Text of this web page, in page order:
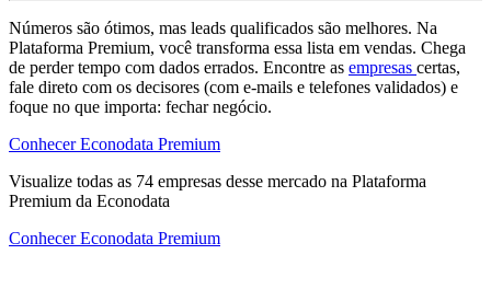
Números são ótimos, mas leads qualificados são melhores. Na
Plataforma Premium, você transforma essa lista em vendas. Chega
de perder tempo com dados errados. Encontre as empresas certas,
fale direto com os decisores (com e-mails e telefones validados) e
foque no que importa: fechar negócio.
Conhecer Econodata Premium
Visualize todas as 74 empresas desse mercado na Plataforma
Premium da Econodata
Conhecer Econodata Premium